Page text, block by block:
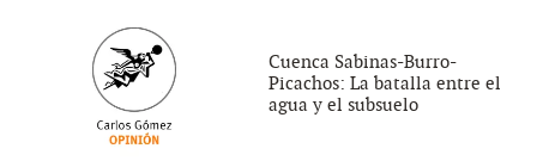
Cuenca Sabinas-Burro-
Picachos: La batalla entre el
agua y el subsuelo